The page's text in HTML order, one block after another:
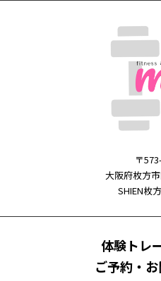
〒
大阪府枚方
SHIEN枚
体験トレ
ご予約・